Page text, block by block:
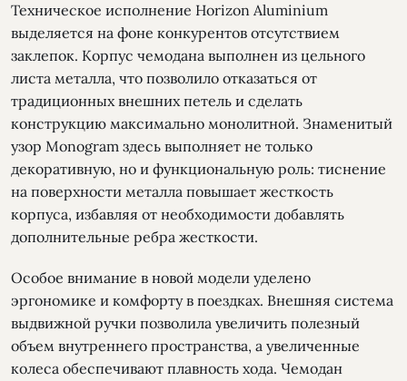
Техническое исполнение Horizon Aluminium
выделяется на фоне конкурентов отсутствием
заклепок. Корпус чемодана выполнен из цельного
листа металла, что позволило отказаться от
традиционных внешних петель и сделать
конструкцию максимально монолитной. Знаменитый
узор Monogram здесь выполняет не только
декоративную, но и функциональную роль: тиснение
на поверхности металла повышает жесткость
корпуса, избавляя от необходимости добавлять
дополнительные ребра жесткости.
Особое внимание в новой модели уделено
эргономике и комфорту в поездках. Внешняя система
выдвижной ручки позволила увеличить полезный
объем внутреннего пространства, а увеличенные
колеса обеспечивают плавность хода. Чемодан